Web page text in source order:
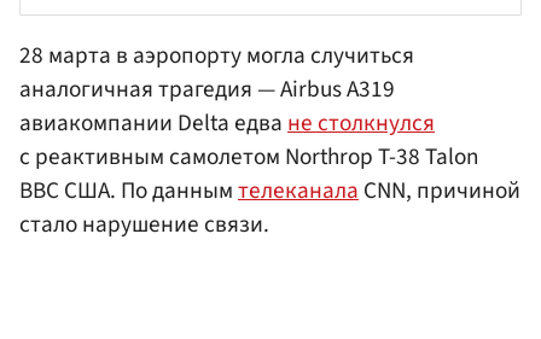
28 марта в аэропорту могла случиться
аналогичная трагедия — Airbus A319
авиакомпании Delta едване столкнулся
с реактивным самолетом Northrop T-38 Talon
ВВС США. По даннымтелеканалаCNN, причиной
стало нарушение связи.